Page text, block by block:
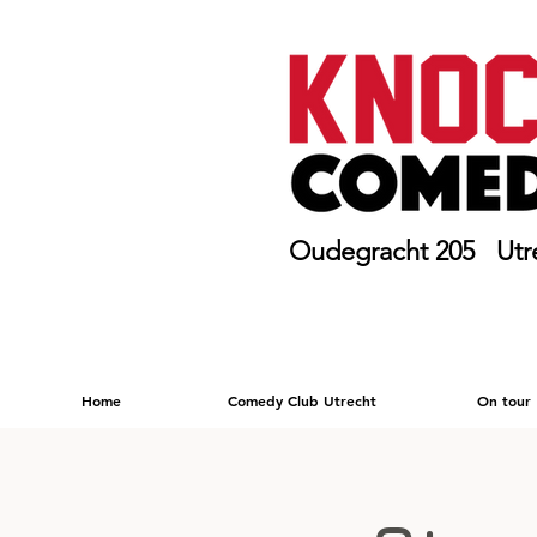
Oudegracht 205
Home Comedy Club Utrecht On tour